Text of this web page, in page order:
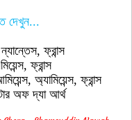
দেখুন...
ফ্রান্স
ফ্রান্স
অ্যামিয়েন্স, ফ্রান্স
অফ দ্যা আর্থ